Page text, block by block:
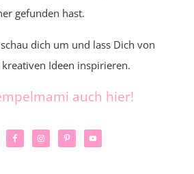
gefunden hast.
dich um und lass Dich von
Ideen inspirieren.
auch hier!